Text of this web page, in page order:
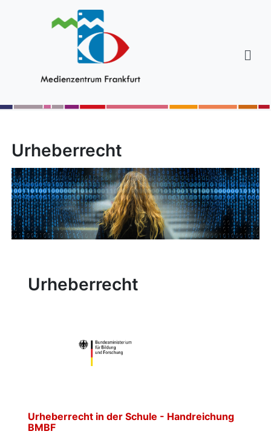
Urheberrecht
Urheberrecht
Urheberrecht in der Schule - Handreichung
BMBF